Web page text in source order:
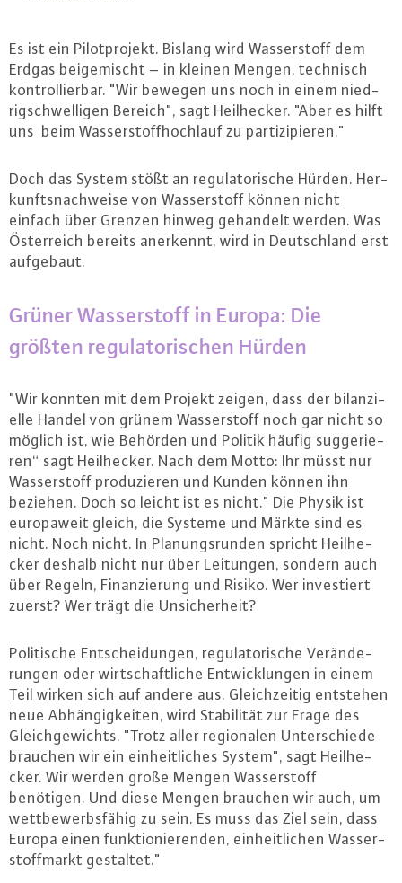
Es ist ein Pi­lot­pro­jekt. Bislang wird Was­ser­stoff dem
Erdgas bei­ge­mischt – in kleinen Mengen, technisch
kon­trol­lier­bar. "Wir bewegen uns noch in einem nied­
rig­schwel­li­gen Bereich", sagt Heil­he­cker. "Aber es hilft
uns beim Was­ser­stoff­hoch­lauf zu par­ti­zi­pie­ren."
Doch das System stößt an re­gu­la­to­ri­sche Hürden. Her­
kunfts­nach­wei­se von Was­ser­stoff können nicht
einfach über Grenzen hinweg gehandelt werden. Was
Ös­ter­reich bereits anerkennt, wird in Deutsch­land erst
aufgebaut.
Grüner Was­ser­stoff in Europa: Die
größten re­gu­la­to­ri­schen Hürden
"Wir konnten mit dem Projekt zeigen, dass der bi­lan­zi­
el­le Handel von grünem Was­ser­stoff noch gar nicht so
möglich ist, wie Behörden und Politik häufig sug­ge­rie­
ren“ sagt Heil­he­cker. Nach dem Motto: Ihr müsst nur
Was­ser­stoff pro­du­zie­ren und Kunden können ihn
beziehen. Doch so leicht ist es nicht." Die Physik ist
eu­ro­pa­weit gleich, die Systeme und Märkte sind es
nicht. Noch nicht. In Pla­nungs­run­den spricht Heil­he­
cker deshalb nicht nur über Leitungen, sondern auch
über Regeln, Fi­nan­zie­rung und Risiko. Wer in­ves­tiert
zuerst? Wer trägt die Un­si­cher­heit?
Po­li­ti­sche Ent­schei­dun­gen, re­gu­la­to­ri­sche Ver­än­de­
run­gen oder wirt­schaft­li­che Ent­wick­lun­gen in einem
Teil wirken sich auf andere aus. Gleich­zei­tig entstehen
neue Ab­hän­gig­kei­ten, wird Sta­bi­li­tät zur Frage des
Gleich­ge­wichts. "Trotz aller re­gio­na­len Un­ter­schie­de
brauchen wir ein ein­heit­li­ches System", sagt Heil­he­
cker. Wir werden große Mengen Was­ser­stoff
benötigen. Und diese Mengen brauchen wir auch, um
wett­be­werbs­fä­hig zu sein. Es muss das Ziel sein, dass
Europa einen funk­tio­nie­ren­den, ein­heit­li­chen Was­ser­
stoff­markt gestaltet."